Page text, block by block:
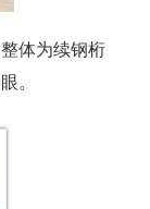
体为续钢桁
。